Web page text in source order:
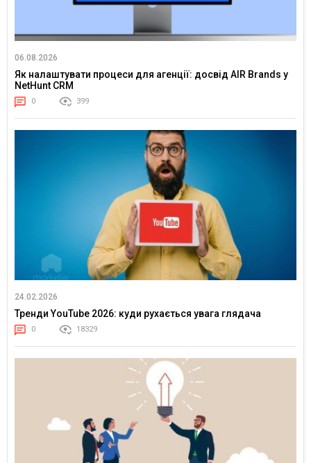
06.08.2026
Як налаштувати процеси для агенції: досвід AIR Brands у
NetHunt CRM
0 399
24.02.2026
Тренди YouTube 2026: куди рухається увага глядача
0 18329